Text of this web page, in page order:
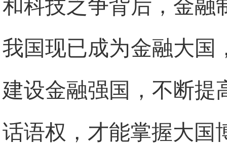
和科技之争背后，金融
我国现已成为金融大国
建设金融强国，不断提
话语权，才能掌握大国